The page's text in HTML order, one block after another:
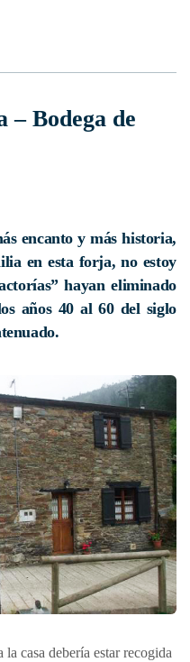
– Bodega de
encanto y más historia,
en esta forja, no estoy
hayan eliminado
años 40 al 60 del siglo
casa debería estar recogida